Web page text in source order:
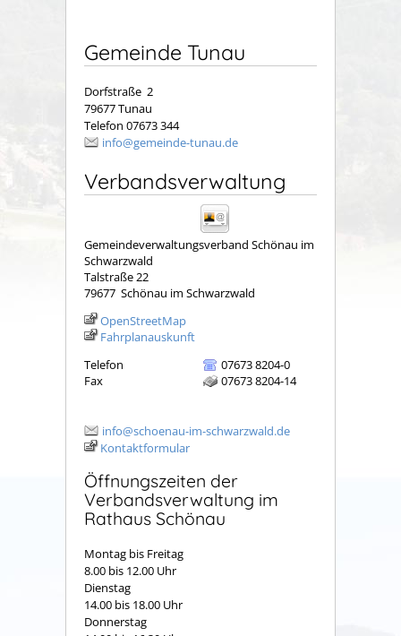
Gemeinde Tunau
Dorfstraße 2
79677 Tunau
Telefon 07673 344
info@gemeinde-tunau.de
Verbandsverwaltung
Gemeindeverwaltungsverband Schönau im
Schwarzwald
Talstraße 22
79677 Schönau im Schwarzwald
OpenStreetMap
Fahrplanauskunft
Telefon
07673 8204-0
Fax
07673 8204-14
info@schoenau-im-schwarzwald.de
Kontaktformular
Öffnungszeiten der
Verbandsverwaltung im
Rathaus Schönau
Montag bis Freitag
8.00 bis 12.00 Uhr
Dienstag
14.00 bis 18.00 Uhr
Donnerstag